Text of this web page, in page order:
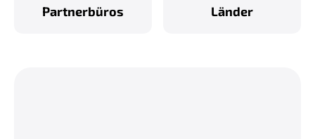
Partnerbüros Länder